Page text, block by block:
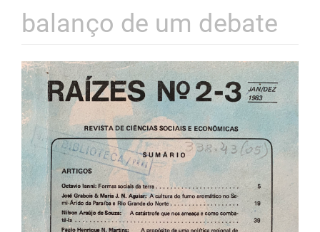
balanço de um debate
Barra
lateral
de
artigos